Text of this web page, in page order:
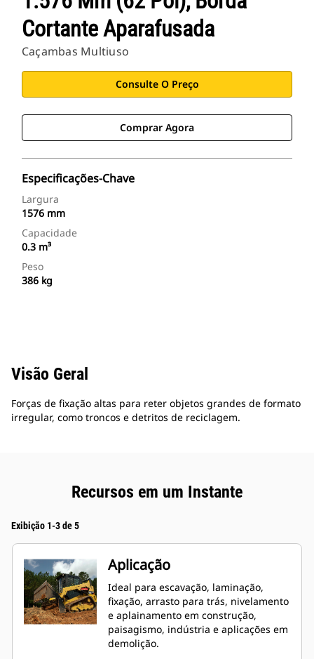
Cortante Aparafusada
Caçambas Multiuso
Consulte O Preço
Comprar Agora
Especificações-Chave
Largura
1576 mm
Capacidade
0.3 m³
Peso
386 kg
Visão Geral
Forças de fixação altas para reter objetos grandes de formato
irregular, como troncos e detritos de reciclagem.
Recursos em um Instante
Exibição 1-3 de 5
Aplicação
Ideal para escavação, laminação,
fixação, arrasto para trás, nivelamento
e aplainamento em construção,
paisagismo, indústria e aplicações em
demolição.